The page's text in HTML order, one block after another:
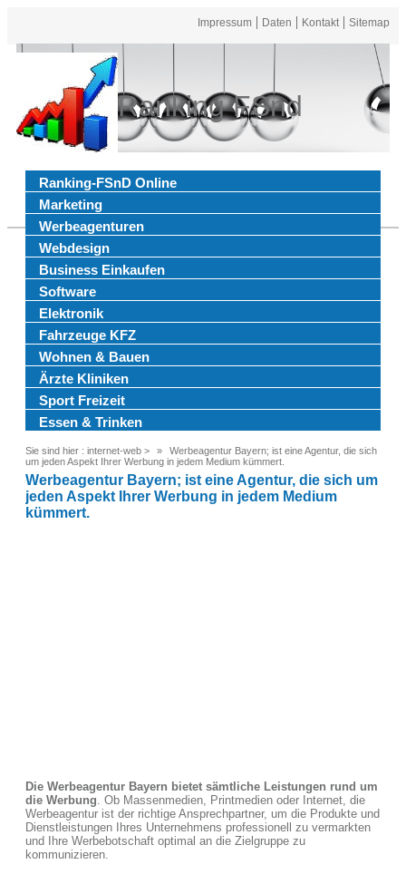
Impressum Daten Kontakt Sitemap
Ranking FSnd
Ranking-FSnD Online
Marketing
Werbeagenturen
Webdesign
Business Einkaufen
Software
Elektronik
Fahrzeuge KFZ
Wohnen & Bauen
Ärzte Kliniken
Sport Freizeit
Essen & Trinken
Sie sind hier : internet-web >
Werbeagentur Bayern; ist eine Agentur, die sich
um jeden Aspekt Ihrer Werbung in jedem Medium kümmert.
Werbeagentur Bayern; ist eine Agentur, die sich um
jeden Aspekt Ihrer Werbung in jedem Medium
kümmert.
Die Werbeagentur Bayern bietet sämtliche Leistungen rund um
die Werbung. Ob Massenmedien, Printmedien oder Internet, die
Werbeagentur ist der richtige Ansprechpartner, um die Produkte und
Dienstleistungen Ihres Unternehmens professionell zu vermarkten
und Ihre Werbebotschaft optimal an die Zielgruppe zu
kommunizieren.